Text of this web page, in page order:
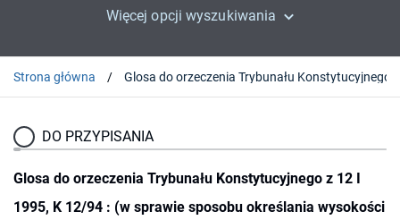
Więcej opcji wyszukiwania
Strona główna
DO PRZYPISANIA
Glosa do orzeczenia Trybunału Konstytucyjnego z 12 I
1995, K 12/94 : (w sprawie sposobu określania wysokości